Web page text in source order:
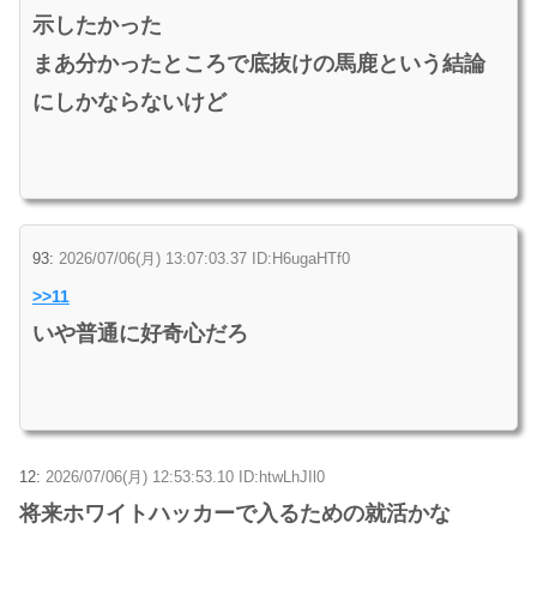
示したかった
まあ分かったところで底抜けの馬鹿という結論
にしかならないけど
93: 2026/07/06(月) 13:07:03.37 ID:H6ugaHTf0
>>11
いや普通に好奇心だろ
12: 2026/07/06(月) 12:53:53.10 ID:htwLhJIl0
将来ホワイトハッカーで入るための就活かな